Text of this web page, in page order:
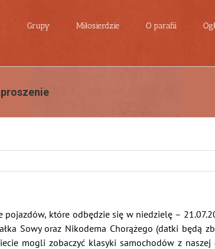
Grupy Miłosierdzie O parafii
pojazdów, które odbędzie się w niedzielę –
Sowy oraz Nikodema Chorążego (datki będą
mogli zobaczyć klasyki samochodów z naszej